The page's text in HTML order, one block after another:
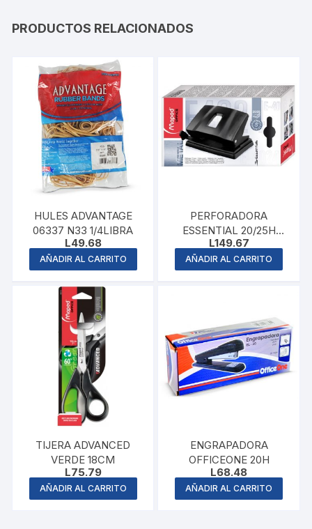
PRODUCTOS RELACIONADOS
HULES ADVANTAGE
06337 N33 1/4LIBRA
L49.68
AÑADIR AL CARRITO
PERFORADORA
ESSENTIAL 20/25H
MAPED
L149.67
AÑADIR AL CARRITO
TIJERA ADVANCED
VERDE 18CM
L75.79
AÑADIR AL CARRITO
ENGRAPADORA
OFFICEONE 20H
L68.48
AÑADIR AL CARRITO